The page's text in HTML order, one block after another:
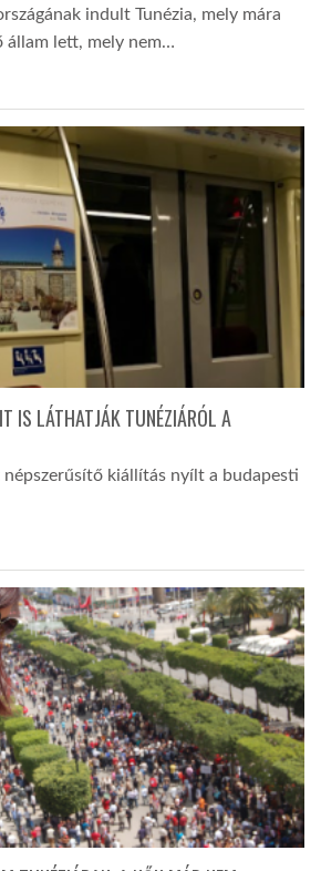
indult Tunézia, mely mára
állam lett, mely nem…
IS LÁTHATJÁK TUNÉZIÁRÓL A
népszerűsítő kiállítás nyílt a budapesti